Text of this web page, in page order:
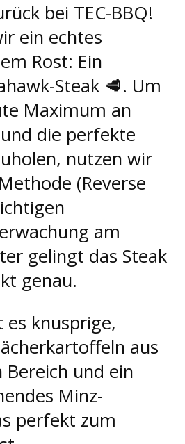
bei TEC-BBQ!
ein echtes
Rost: Ein
Steak 🥩. Um
Maximum an
die perfekte
nutzen wir
(Reverse
am
gelingt das Steak
genau.
es knusprige,
aus
und ein
Minz-
perfekt zum